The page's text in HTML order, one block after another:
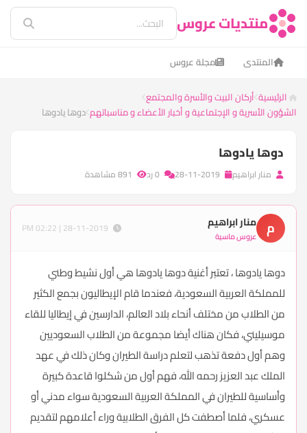
منتديات عروس
المنتدى مجلة عروس
الرئيسية أركان البيت والأسرة والمجتمع
الشؤون الأسرية و الإجتماعية و أخبار الأعضاء و مناسباتهم دوها يادوها
دوها يادوها
منار ابراهيم
م منار ابراهيم
عروس ماسية
دوها يادوها ، تعتبر أغنية دوها يادوها هي أول نشيط وطني
للمملكة العربية السعودية، فعندما قام الإيطاليون بجمع الكثير
من الطلاب من مختلف أنحاء بلاد العالم، الدارسين في إيطاليا للقاء
موسيليني، فكان هناك أيضا مجموعة من الطلاب السعوديين
وهم أول دفعة تذهب لتعلم دراسة الطيران وكان ذلك في عهد
الملك عبد العزيز رحمه الله، فهم أول من شكلوا قاعدة كبيرة
وأساسية للطيران في المملكة العربية السعودية سواء مدني أو
عسكري، فلما أصطفت كل الفرق الطلابية وراء أعلامهم لتقديم